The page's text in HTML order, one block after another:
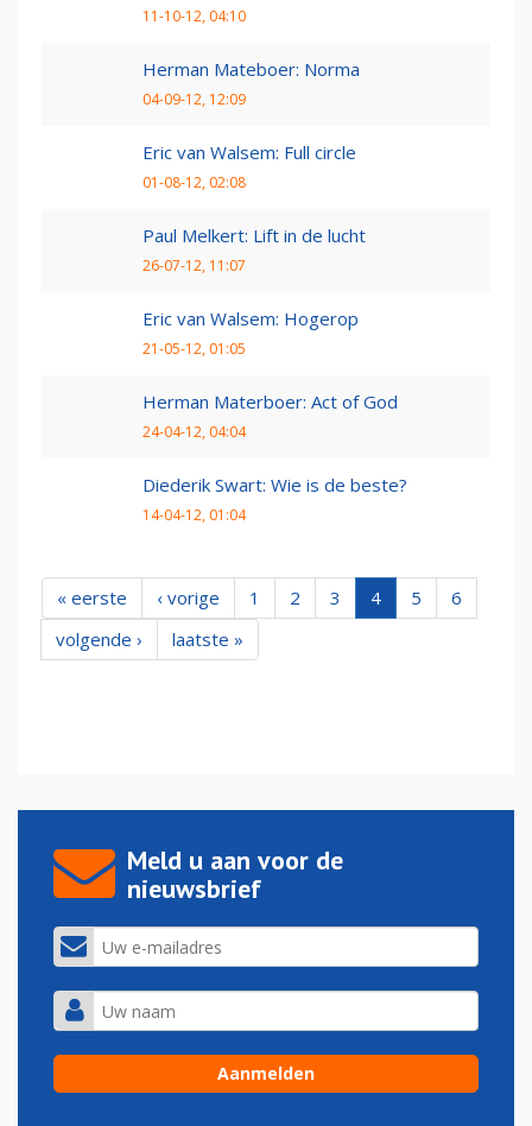
11-10-12, 04:10
Herman Mateboer: Norma
04-09-12, 12:09
Eric van Walsem: Full circle
01-08-12, 02:08
Paul Melkert: Lift in de lucht
26-07-12, 11:07
Eric van Walsem: Hogerop
21-05-12, 01:05
Herman Materboer: Act of God
24-04-12, 04:04
Diederik Swart: Wie is de beste?
14-04-12, 01:04
« eerste ‹ vorige 1 2 3 4 5
6
volgende ›
laatste »
Meld u aan voor de
nieuwsbrief